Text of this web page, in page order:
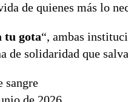
de quienes más lo
tu gota“, ambas
de solidaridad que
sangre